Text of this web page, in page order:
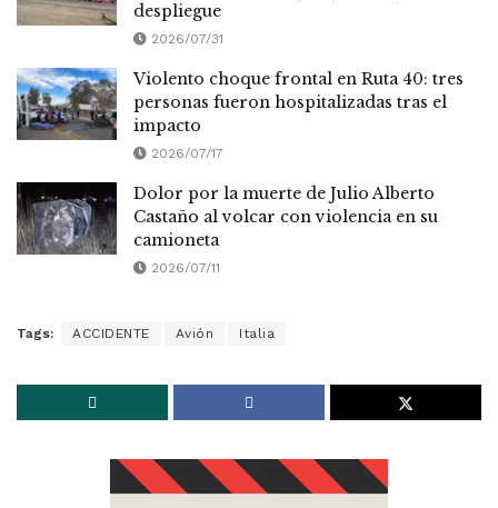
despliegue
2026/07/31
Violento choque frontal en Ruta 40: tres
personas fueron hospitalizadas tras el
impacto
2026/07/17
Dolor por la muerte de Julio Alberto
Castaño al volcar con violencia en su
camioneta
2026/07/11
Tags: ACCIDENTE Avión Italia